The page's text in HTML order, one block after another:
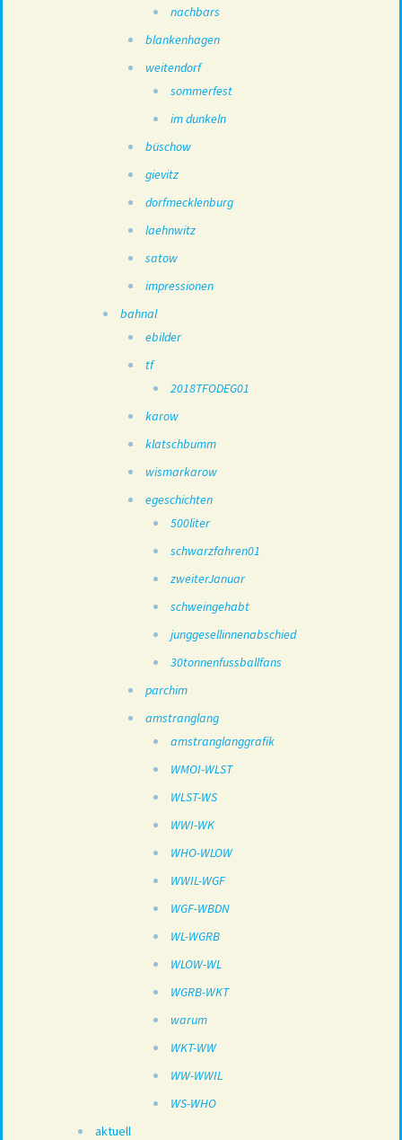
nachbars
blankenhagen
weitendorf
sommerfest
im dunkeln
büschow
gievitz
dorfmecklenburg
laehnwitz
satow
impressionen
bahnal
ebilder
tf
2018TFODEG01
karow
klatschbumm
wismarkarow
egeschichten
500liter
schwarzfahren01
zweiterJanuar
schweingehabt
junggesellinnenabschied
30tonnenfussballfans
parchim
amstranglang
amstranglanggrafik
WMOI-WLST
WLST-WS
WWI-WK
WHO-WLOW
WWIL-WGF
WGF-WBDN
WL-WGRB
WLOW-WL
WGRB-WKT
warum
WKT-WW
WW-WWIL
WS-WHO
aktuell